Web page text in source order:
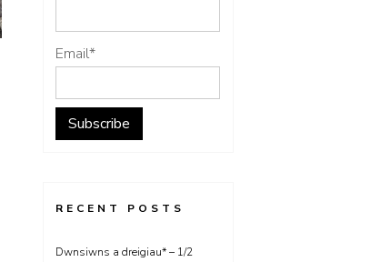
Email*
RECENT POSTS
Dwnsiwns a dreigiau* – 1/2